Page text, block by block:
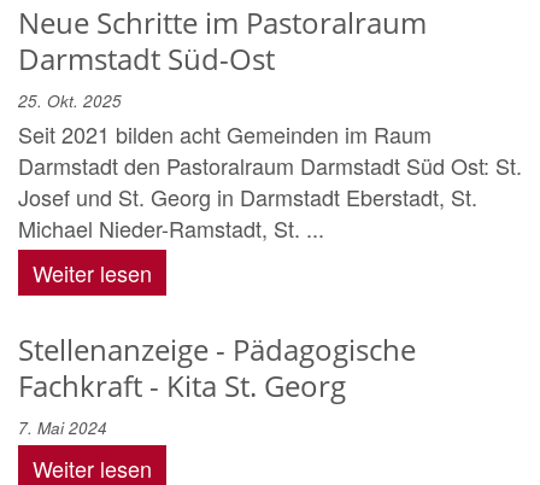
Neue Schritte im Pastoralraum
Darmstadt Süd-Ost
25. Okt. 2025
Seit 2021 bilden acht Gemeinden im Raum
Darmstadt den Pastoralraum Darmstadt Süd Ost: St.
Josef und St. Georg in Darmstadt Eberstadt, St.
Michael Nieder-Ramstadt, St. ...
Weiter lesen
Stellenanzeige - Pädagogische
Fachkraft - Kita St. Georg
7. Mai 2024
Weiter lesen